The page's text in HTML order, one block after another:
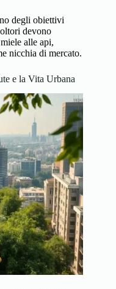
degli obiettivi
devono
alle api,
nicchia di mercato.
e la Vita Urbana